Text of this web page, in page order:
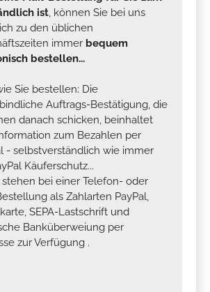
ist, können Sie bei uns
zu den üblichen
immer bequem
bestellen...
Sie bestellen: Die
Auftrags-Bestätigung, die
danach schicken, beinhaltet
zum Bezahlen per
- selbstverständlich wie immer
Käuferschutz...
bei einer Telefon- oder
als Zahlarten PayPal,
SEPA-Lastschrift und
Banküberweiung per
zur Verfügung .